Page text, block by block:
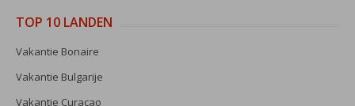
TOP 10 LANDEN
Vakantie Bonaire
Vakantie Bulgarije
Vakantie Curaçao